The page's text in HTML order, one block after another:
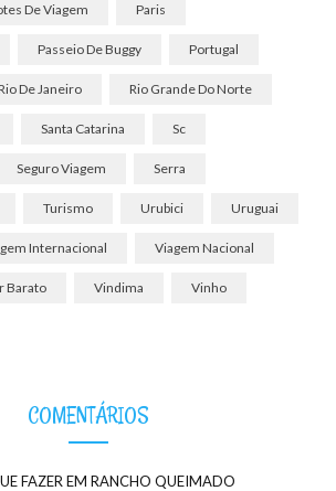
De Viagem Paris
Passeio De Buggy Portugal
De Janeiro Rio Grande Do Norte
Santa Catarina Sc
Seguro Viagem Serra
Turismo Urubici Uruguai
Internacional Viagem Nacional
Barato Vindima Vinho
COMENTÁRIOS
FAZER EM RANCHO QUEIMADO